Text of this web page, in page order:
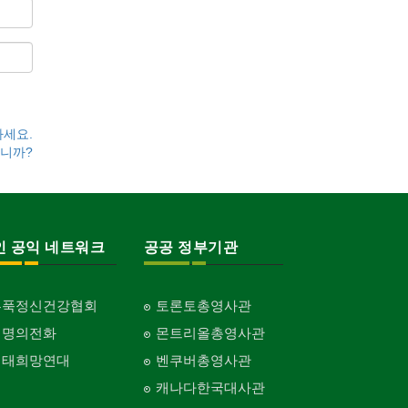
요.
까?
공익 네트워크
정신건강협회
의전화
희망연대
공공 정부기관
토론토총영사관
몬트리올총영사관
벤쿠버총영사관
캐나다한국대사관